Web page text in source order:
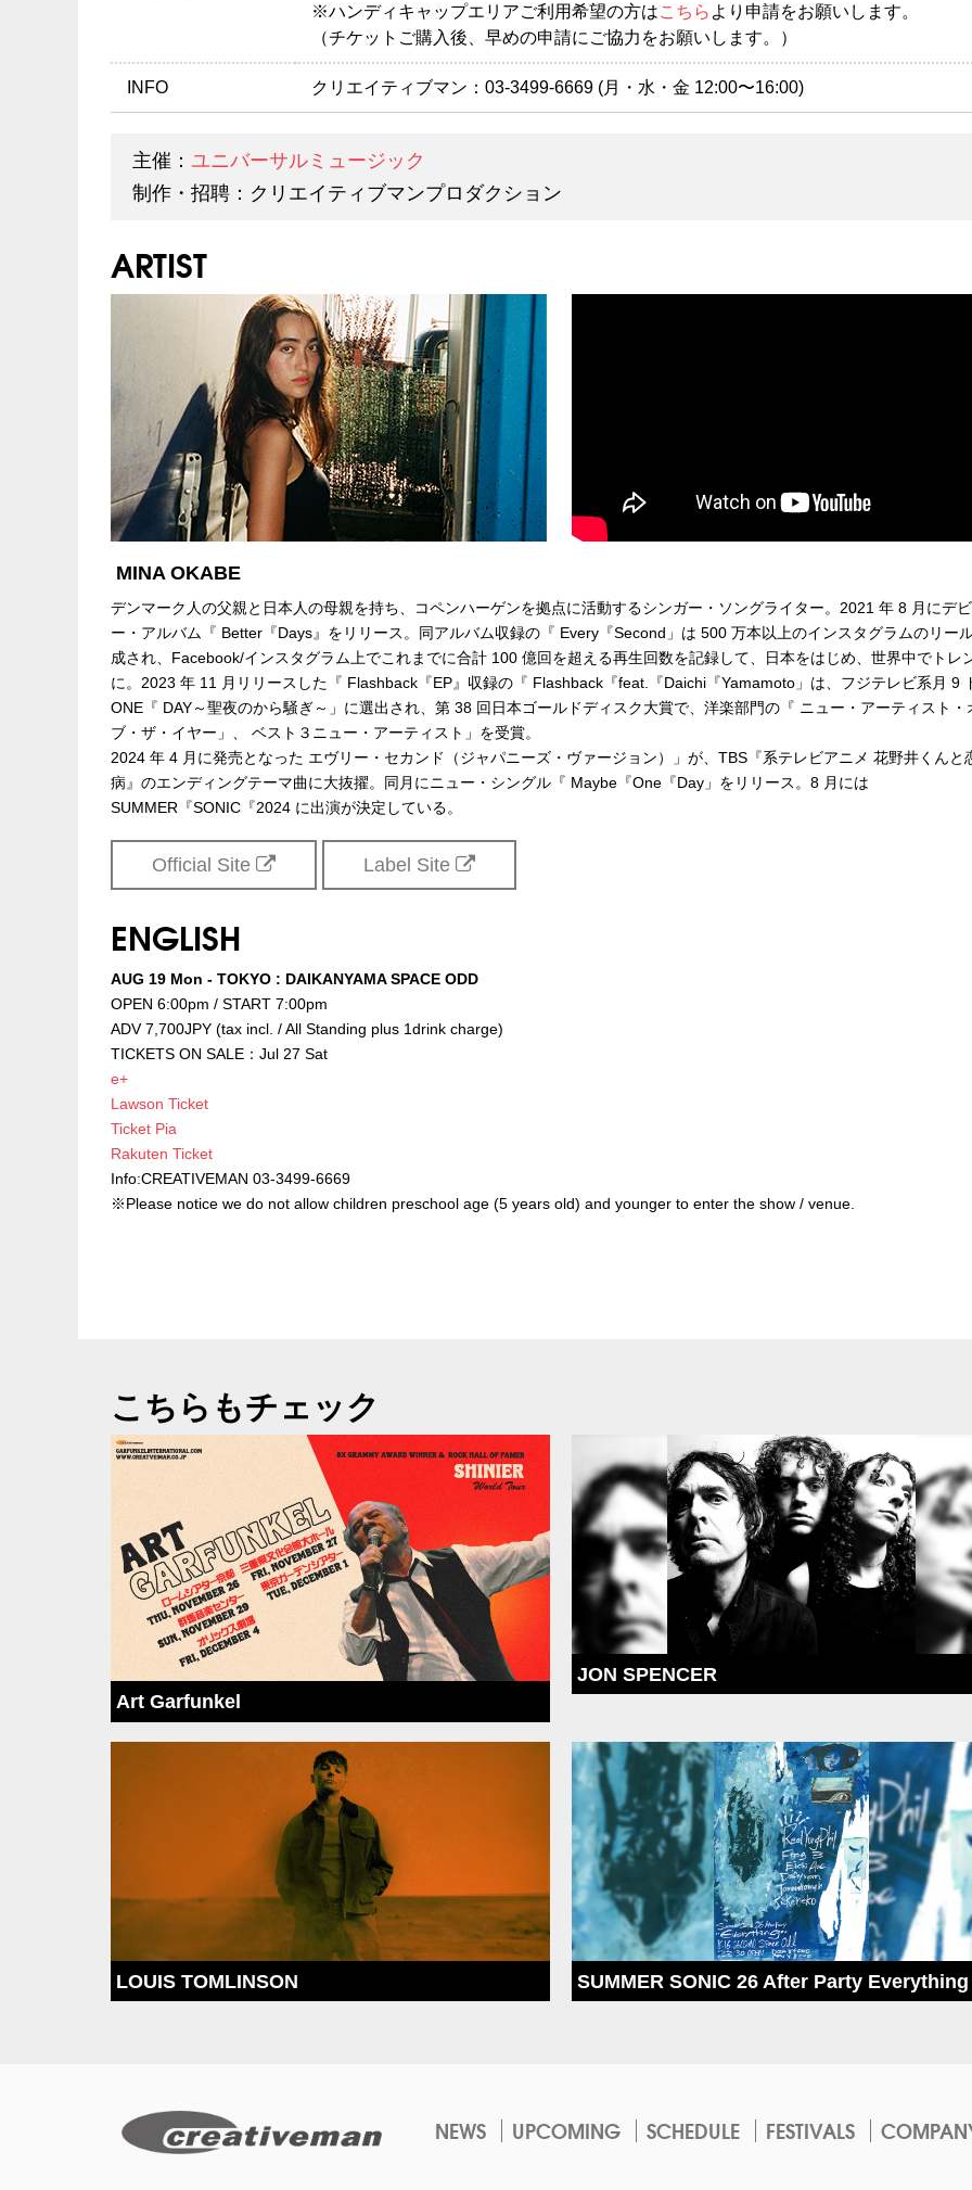
※ハンディキャップエリアご利用希望の方はこちら より申請をお願いします。
（チケットご購入後、早めの申請にご協力をお願いします。）
INFO クリエイティブマン：03-3499-6669 (月・水・金 12:00〜16:00)
主催： ユニバーサルミュージック
制作・招聘：クリエイティブマンプロダクション
ARTIST
MINA OKABE
デンマーク人の父親と日本人の母親を持ち、コペンハーゲンを拠点に活動するシンガー・ソングライター。2021 年 8 月にデ
ー・アルバム『 Better『Days』をリリース。同アルバム収録の『 Every『Second」は 500 万本以上のインスタグラムのリー
成され、Facebook/インスタグラム上でこれまでに合計 100 億回を超える再生回数を記録して、日本をはじめ、世界中でトレ
に。2023 年 11 月リリースした『 Flashback『EP』収録の『 Flashback『feat.『Daichi『Yamamoto」は、フジテレビ系月 9
ONE『 DAY～聖夜のから騒ぎ～」に選出され、第 38 回日本ゴールドディスク大賞で、洋楽部門の『 ニュー・アーティスト・
ブ・ザ・イヤー」、 ベスト３ニュー・アーティスト」を受賞。
2024 年 4 月に発売となった エヴリー・セカンド（ジャパニーズ・ヴァージョン）」が、TBS『系テレビアニメ 花野井くんと
病』のエンディングテーマ曲に大抜擢。同月にニュー・シングル『 Maybe『One『Day」をリリース。8 月には
SUMMER『SONIC『2024 に出演が決定している。
Official Site Label Site
ENGLISH
AUG 19 Mon - TOKYO : DAIKANYAMA SPACE ODD
OPEN 6:00pm / START 7:00pm
ADV 7,700JPY (tax incl. / All Standing plus 1drink charge)
TICKETS ON SALE：Jul 27 Sat
e+
Lawson Ticket
Ticket Pia
Rakuten Ticket
Info:CREATIVEMAN 03-3499-6669
※Please notice we do not allow children preschool age (5 years old) and younger to enter the show / venue.
こちらもチェック
Art Garfunkel
JON SPENCER
LOUIS TOMLINSON SUMMER SONIC 26 After Party Everything
NEWS UPCOMING SCHEDULE FESTIVALS